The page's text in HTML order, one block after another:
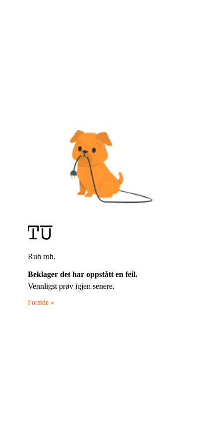
Ruh roh.
Beklager det har oppstått en feil.
Vennligst prøv igjen senere.
Forside »